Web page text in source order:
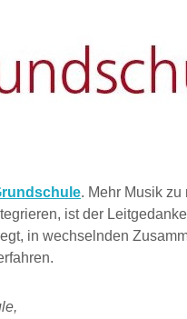
. Mehr Musik
ist der
in wechselnden